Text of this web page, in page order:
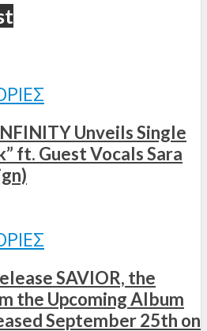
Unveils Single
ft. Guest Vocals Sara
SAVIOR, the
the Upcoming Album
September 25th on